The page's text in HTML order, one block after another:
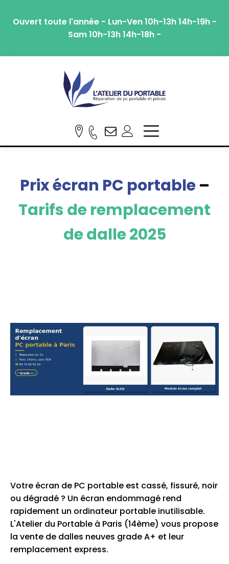
Ouvert toute l'année - Lun-Ven 10h-13h 14h-19h -
Sam 10h-13h 14h-18h -
Prix écran PC portable–
Tarifs de remplacement
de dalle 2025
Votre écran de PC portable est cassé, fissuré, noir
ou dégradé ? Un écran endommagé rend
rapidement un ordinateur portable inutilisable.
L'Atelier du Portable à Paris (14ème) vous propose
la vente de dalles neuves grade A+ et leur
remplacement express.